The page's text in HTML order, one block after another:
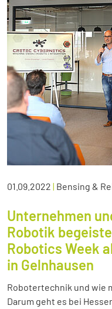
01.09.2022 | Bensing &
Unternehmen
Robotik
Robotics Week
in Gelnhausen
Robotertechnik und wie
Darum geht es bei